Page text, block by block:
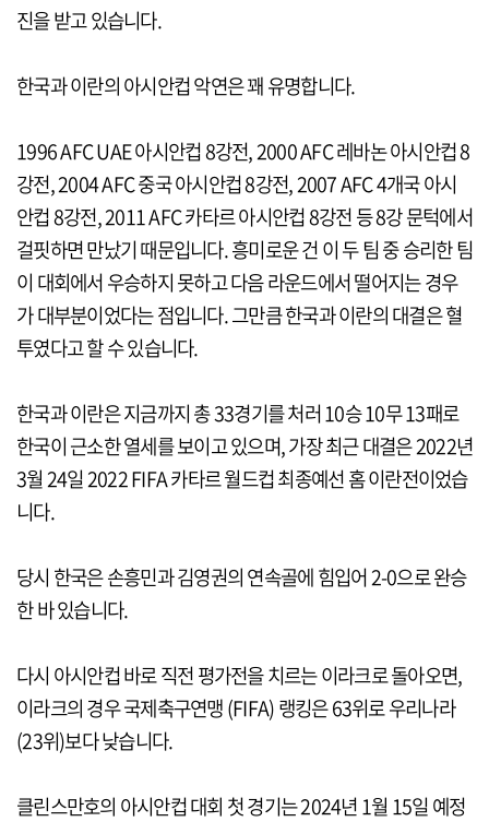
진을 받고 있습니다.
한국과 이란의 아시안컵 악연은 꽤 유명합니다.
1996 AFC UAE 아시안컵 8강전, 2000 AFC 레바논 아시안컵 8
강전, 2004 AFC 중국 아시안컵 8강전, 2007 AFC 4개국 아시
안컵 8강전, 2011 AFC 카타르 아시안컵 8강전 등 8강 문턱에서
걸핏하면 만났기 때문입니다. 흥미로운 건 이 두 팀 중 승리한 팀
이 대회에서 우승하지 못하고 다음 라운드에서 떨어지는 경우
가 대부분이었다는 점입니다. 그만큼 한국과 이란의 대결은 혈
투였다고 할 수 있습니다.
한국과 이란은 지금까지 총 33경기를 처러 10승 10무 13패로
한국이 근소한 열세를 보이고 있으며, 가장 최근 대결은 2022년
3월 24일 2022 FIFA 카타르 월드컵 최종예선 홈 이란전이었습
니다.
당시 한국은 손흥민과 김영권의 연속골에 힘입어 2-0으로 완승
한 바 있습니다.
다시 아시안컵 바로 직전 평가전을 치르는 이라크로 돌아오면,
이라크의 경우 국제축구연맹 (FIFA) 랭킹은 63위로 우리나라
(23위)보다 낮습니다.
클린스만호의 아시안컵 대회 첫 경기는 2024년 1월 15일 예정